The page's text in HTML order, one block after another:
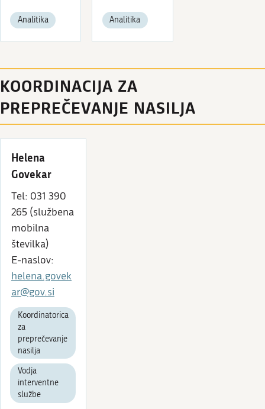
Analitika Analitika
KOORDINACIJA ZA
PREPREČEVANJE NASILJA
Helena
Govekar
Tel: 031 390
265 (službena
mobilna
številka)
E-naslov:
helena.govek
ar@gov.si
Koordinatorica
za
preprečevanje
nasilja
Vodja
interventne
službe